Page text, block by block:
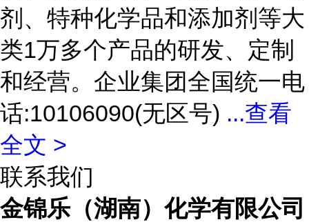
剂、特种化学品和添加剂等大
类1万多个产品的研发、定制
和经营。企业集团全国统一电
话:10106090(无区号) ...查看
全文 >
联系我们
金锦乐（湖南）化学有限公司